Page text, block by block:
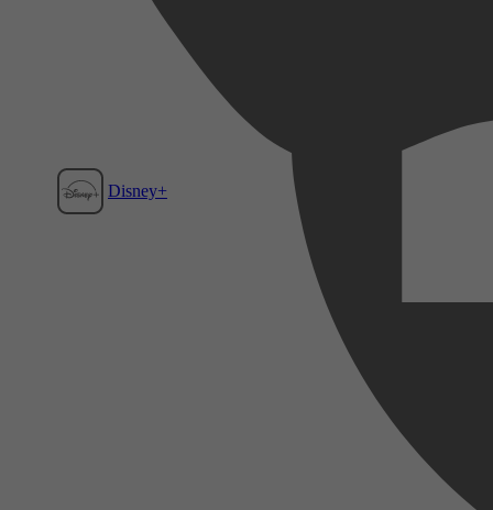
Disney+